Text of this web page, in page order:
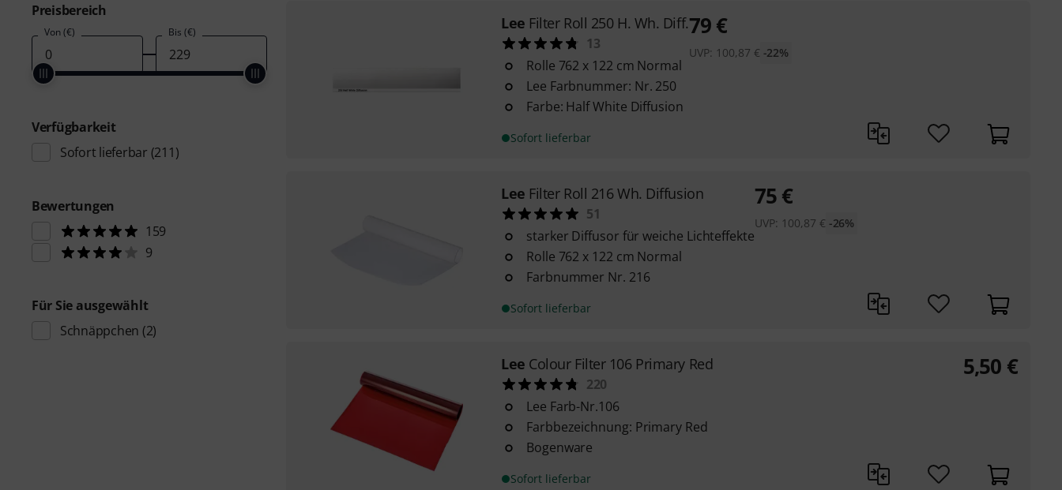
Preisbereich
Von (€) Bis (€)
Verfügbarkeit
Sofort lieferbar (211)
Bewertungen
159
9
Für Sie ausgewählt
Schnäppchen (2)
Lee Filter Roll 250 H. Wh. Diff.
13
Rolle 762 x 122 cm Normal
Lee Farbnummer: Nr. 250
Farbe: Half White Diffusion
Sofort lieferbar
79€
UVP: 100,87 € -22%
Lee Filter Roll 216 Wh. Diffusion
51
starker Diffusor für weiche Lichteffekte
Rolle 762 x 122 cm Normal
Farbnummer Nr. 216
Sofort lieferbar
75€
UVP: 100,87 € -26%
Lee Colour Filter 106 Primary Red
220
Lee Farb-Nr.106
Farbbezeichnung: Primary Red
Bogenware
Sofort lieferbar
5,50 €